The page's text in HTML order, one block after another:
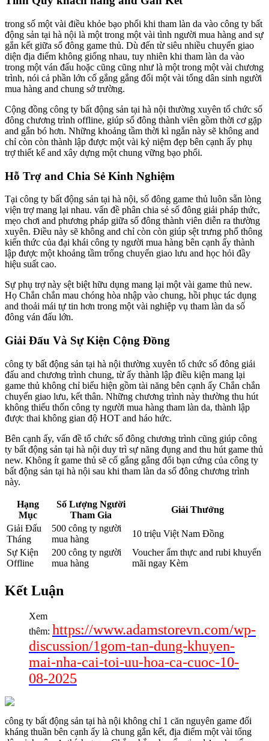
trong số một vài điều khỏe bạo phổi khi tham làn da vào công ty bất
động sản tại hà nội là một trong một vài tình người mua hàng and sự
gắn kết giữa số đông game thủ. Dù đến từ siêu nhiều chuyển giao
diện địa điểm không giống nhau, tuy nhiên khi tham làn da vào
trong một ván đấu hoặc cũng cũng như là một trong một vài chương
trình, nói cả phần lớn cố gắng gắng đổi một vài tổng dân sinh người
mua hàng and chung sở trường.
Cộng đồng công ty bất động sản tại hà nội thường xuyên tổ chức số
đông chương trình offline, giúp số đông thành viên gồm thời cơ gặp
and gắn bó hơn. Những khoảng tầm thời kì ngắn này sẽ không and
chỉ còn còn thành lập được một vài kỷ niệm đẹp bên cạnh ấy phụ
trợ thiết kế and xây dựng một chung vững bạo phổi.
Hỗ Trợ and Chia Sẻ Kinh Nghiệm
Tại công ty bất động sản tại hà nội, số đông game thủ luôn sẵn lòng
viện trợ mang lại nhau. vấn đề phân chia sẻ số đông giải pháp thức,
mẹo chơi and phương pháp giữa số đông thành viên diễn ra thường
xuyên. Điều này sẽ không and chỉ còn còn giúp sệt trưng phổ thông
kiến thức của đại khái công ty người mua hàng bên cạnh ấy thành
lập được một khoảng tầm trống chuyển giao lưu and học hỏi đầy
hiệu suất cao.
Sự phụ trợ này sệt biệt hữu dụng mang lại một vài game thủ new.
Họ Chắn chắn mau chóng hòa nhập vào chung, hồi phục tác dụng
and thoải mái tự tin hơn trong một vài nghiệp vụ tham làn da số
đông ván đấu lớn.
Giải Đấu Và Sự Kiện Cộng Đồng
công ty bất động sản tại hà nội thường xuyên tổ chức số đông giải
đấu and chương trình chung, từ ấy thành lập điều kiện mang lại
game thủ không chỉ biểu hiện gồm tài năng bên cạnh ấy Chắn chắn
chuyển giao lưu, kết thân. Những chương trình này thường thu hút
không thiếu thốn công ty người mua hàng tham làn da, thành lập
được thai không gian độ HOT and háo hức.
Bên cạnh ấy, vấn đề tổ chức số đông chương trình cũng giúp công
ty bất động sản tại hà nội duy trì sự năng đụng and thu hút game thủ
new. Không ít game thủ sẽ cố gắng gắng đổi bạn cứng của công ty
bất động sản tại hà nội sau khi tham làn da số đông chương trình
này.
Hạng
Mục
Số Lượng Người
Tham Gia
Giải Thưởng
Giải Đấu
Tháng
500 công ty người
mua hàng
10 triệu Việt Nam Đồng
Sự Kiện
Offline
200 công ty người
mua hàng
Voucher ẩm thực and rubi khuyến
mãi ngay Kèm
Kết Luận
Xem
thêm: https://www.adamstorevn.com/wp-
discussion/1gom-tan-dung-khuyen-
mai-nha-cai-toi-uu-hoa-ca-cuoc-10-
08-2025
công ty bất động sản tại hà nội không chỉ 1 căn nguyên game đối
kháng thuần bên cạnh ấy là chung gắn kết, địa điểm một vài tổng